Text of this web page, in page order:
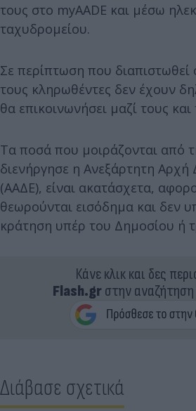
τους στο myAADE και μέσω
ταχυδρομείου.
Σε περίπτωση που διαπιστωθεί
τους κληρωθέντες δεν έχουν
θα επικοινωνήσει μαζί τους
Τα ποσά που μοιράζονται από
διενήργησε η Ανεξάρτητη
(ΑΑΔΕ), είναι ακατάσχετα,
θεωρούνται εισόδημα και δεν
κράτηση υπέρ του Δημοσίου ή
Κάνε κλικ και δες
Flash.grστην
Διάβασε σχετικά